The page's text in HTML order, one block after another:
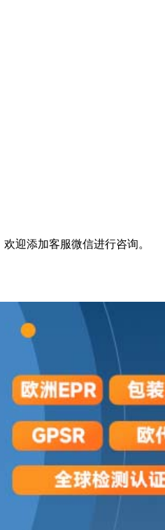
迎添加客服微信进行咨询。